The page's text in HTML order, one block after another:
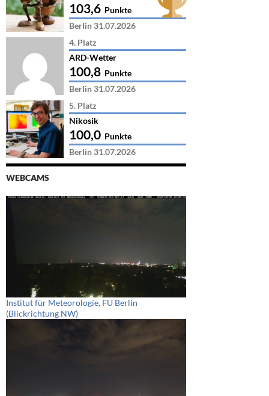
103,6 Punkte
Berlin 31.07.2026
4. Platz
ARD-Wetter
100,8 Punkte
Berlin 31.07.2026
5. Platz
Nikosik
100,0 Punkte
Berlin 31.07.2026
WEBCAMS
Institut für Meteorologie, FU Berlin
(Blickrichtung NW)